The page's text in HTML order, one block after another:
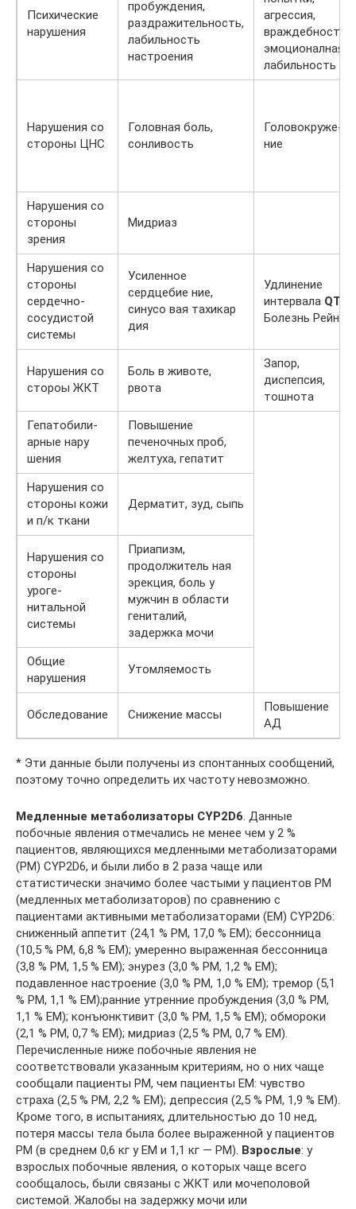
Психические
нарушения
пробуждения,
раздражительность,
лабильность
настроения
агрессия,
враждебность,
эмоционалная
лабильность
Нарушения со
стороны ЦНС
Головная боль,
сонливость
Головокруже-
ние
Нарушения со
стороны
зрения
Мидриаз
Нарушения со
стороны
сердечно-
сосудистой
системы
Усиленное
сердцебие ние,
синусо вая тахикар
дия
Удлинение
интервала QT
Болезнь Рейно
Нарушения со
стороы ЖКТ
Боль в животе,
рвота
Запор,
диспепсия,
тошнота
Гепатобили-
арные нару
шения
Повышение
печеночных проб,
желтуха, гепатит
Нарушения со
стороны кожи
и п/к ткани
Дерматит, зуд, сыпь
Нарушения со
стороны
уроге-
нитальной
системы
Приапизм,
продолжитель ная
эрекция, боль у
мужчин в области
гениталий,
задержка мочи
Общие
нарушения
Утомляемость
Обследование Снижение массы
Повышение
АД
* Эти данные были получены из спонтанных сообщений,
поэтому точно определить их частоту невозможно.
Медленные метаболизаторы CYP2D6. Данные
побочные явления отмечались не менее чем у 2 %
пациентов, являющихся медленными метаболизаторами
(PM) CYP2D6, и были либо в 2 раза чаще или
статистически значимо более частыми у пациентов РМ
(медленных метаболизаторов) по сравнению с
пациентами активными метаболизаторами (EM) CYP2D6:
сниженный аппетит (24,1 % PM, 17,0 % EM); бессонница
(10,5 % PM, 6,8 % EM); умеренно выраженная бессонница
(3,8 % PM, 1,5 % EM); энурез (3,0 % PM, 1,2 % EM);
подавленное настроение (3,0 % PM, 1,0 % EM); тремор (5,1
% PM, 1,1 % EM);ранние утренние пробуждения (3,0 % PM,
1,1 % EM); конъюнктивит (3,0 % PM, 1,5 % EM); обмороки
(2,1 % PM, 0,7 % EM); мидриаз (2,5 % PM, 0,7 % EM).
Перечисленные ниже побочные явления не
соответствовали указанным критериям, но о них чаще
сообщали пациенты РМ, чем пациенты ЕМ: чувство
страха (2,5 % PM, 2,2 % EM); депрессия (2,5 % PM, 1,9 % EM).
Кроме того, в испытаниях, длительностью до 10 нед,
потеря массы тела была более выраженной у пациентов
РМ (в среднем 0,6 кг у EM и 1,1 кг — PM). Взрослые: у
взрослых побочные явления, о которых чаще всего
сообщалось, были связаны с ЖКТ или мочеполовой
системой. Жалобы на задержку мочи или